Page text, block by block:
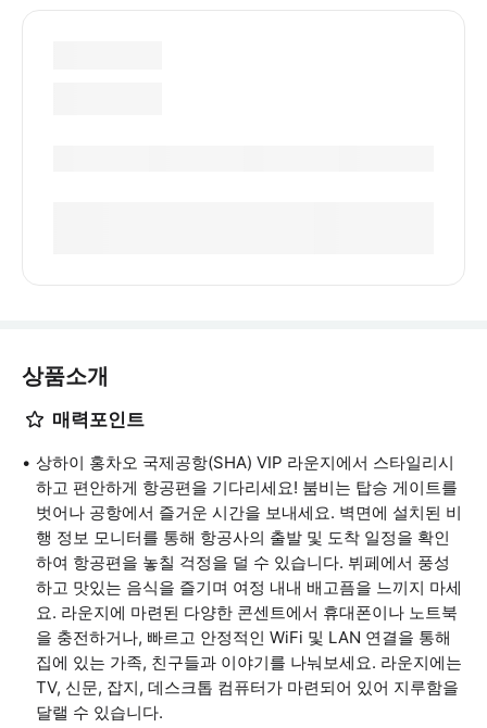
상품소개
매력포인트
상하이 홍차오 국제공항(SHA) VIP 라운지에서 스타일리시
하고 편안하게 항공편을 기다리세요! 붐비는 탑승 게이트를
벗어나 공항에서 즐거운 시간을 보내세요. 벽면에 설치된 비
행 정보 모니터를 통해 항공사의 출발 및 도착 일정을 확인
하여 항공편을 놓칠 걱정을 덜 수 있습니다. 뷔페에서 풍성
하고 맛있는 음식을 즐기며 여정 내내 배고픔을 느끼지 마세
요. 라운지에 마련된 다양한 콘센트에서 휴대폰이나 노트북
을 충전하거나, 빠르고 안정적인 WiFi 및 LAN 연결을 통해
집에 있는 가족, 친구들과 이야기를 나눠보세요. 라운지에는
TV, 신문, 잡지, 데스크톱 컴퓨터가 마련되어 있어 지루함을
달랠 수 있습니다.